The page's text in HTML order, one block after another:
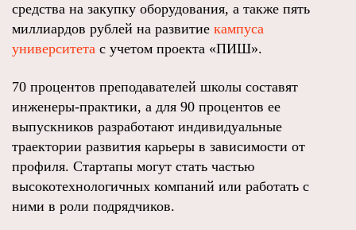
средства на закупку оборудования, а также пять
миллиардов рублей на развитие кампуса
университета с учетом проекта «ПИШ».
70 процентов преподавателей школы составят
инженеры-практики, а для 90 процентов ее
выпускников разработают индивидуальные
траектории развития карьеры в зависимости от
профиля. Стартапы могут стать частью
высокотехнологичных компаний или работать с
ними в роли подрядчиков.